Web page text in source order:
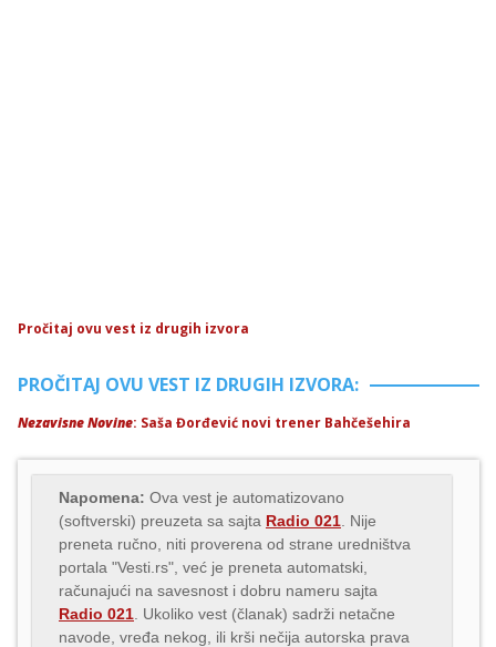
Pročitaj ovu vest iz drugih izvora
PROČITAJ OVU VEST IZ DRUGIH IZVORA:
Nezavisne Novine: Saša Đorđević novi trener Bahčešehira
Napomena: Ova vest je automatizovano
(softverski) preuzeta sa sajta Radio 021 . Nije
preneta ručno, niti proverena od strane uredništva
portala "Vesti.rs", već je preneta automatski,
računajući na savesnost i dobru nameru sajta
Radio 021 . Ukoliko vest (članak) sadrži netačne
navode, vređa nekog, ili krši nečija autorska prava